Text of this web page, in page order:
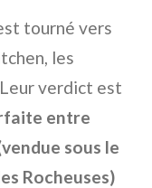
tourné vers
les
verdict est
entre
sous le
Rocheuses)